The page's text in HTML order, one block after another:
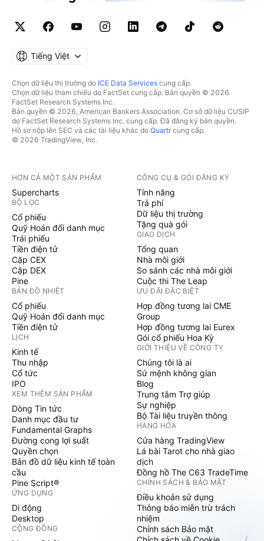
Tiếng Việt
Chọn dữ liệu thị trường do ICE Data Services cung cấp.
Chọn dữ liệu tham chiếu do FactSet cung cấp. Bản quyền © 2026
FactSet Research Systems Inc.
Bản quyền © 2026, American Bankers Association. Cơ sở dữ liệu CUSIP
do FactSet Research Systems Inc. cung cấp. Đã đăng ký bản quyền.
Hồ sơ nộp lên SEC và các tài liệu khác do Quartrcung cấp.
© 2026 TradingView, Inc.
HƠN CẢ MỘT SẢN PHẨM
Supercharts
BỘ LỌC
Cổ phiếu
Quỹ Hoán đổi danh mục
Trái phiếu
Tiền điện tử
Cặp CEX
Cặp DEX
Pine
BẢN ĐỒ NHIỆT
Cổ phiếu
Quỹ Hoán đổi danh mục
Tiền điện tử
LỊCH
Kinh tế
Thu nhập
Cổ tức
IPO
XEM THÊM SẢN PHẨM
Dòng Tin tức
Danh mục đầu tư
Fundamental Graphs
Đường cong lợi suất
Quyền chọn
Bản đồ dữ liệu kinh tế toàn
cầu
Pine Script®
ỨNG DỤNG
Di động
Desktop
CỘNG ĐỒNG
CÔNG CỤ & GÓI ĐĂNG KÝ
Tính năng
Trả phí
Dữ liệu thị trường
Tặng quà gói
GIAO DỊCH
Tổng quan
Nhà môi giới
So sánh các nhà môi giới
Cuộc thi The Leap
ƯU ĐÃI ĐẶC BIỆT
Hợp đồng tương lai CME
Group
Hợp đồng tương lai Eurex
Gói cổ phiếu Hoa Kỳ
GIỚI THIỆU VỀ CÔNG TY
Chúng tôi là ai
Sứ mệnh không gian
Blog
Trung tâm Trợ giúp
Sự nghiệp
Bộ Tài liệu truyền thông
HÀNG HÓA
Cửa hàng TradingView
Lá bài Tarot cho nhà giao
dịch
Đồng hồ The C63 TradeTime
CHÍNH SÁCH & BẢO MẬT
Điều khoản sử dụng
Thông báo miễn trừ trách
nhiệm
Chính sách Bảo mật